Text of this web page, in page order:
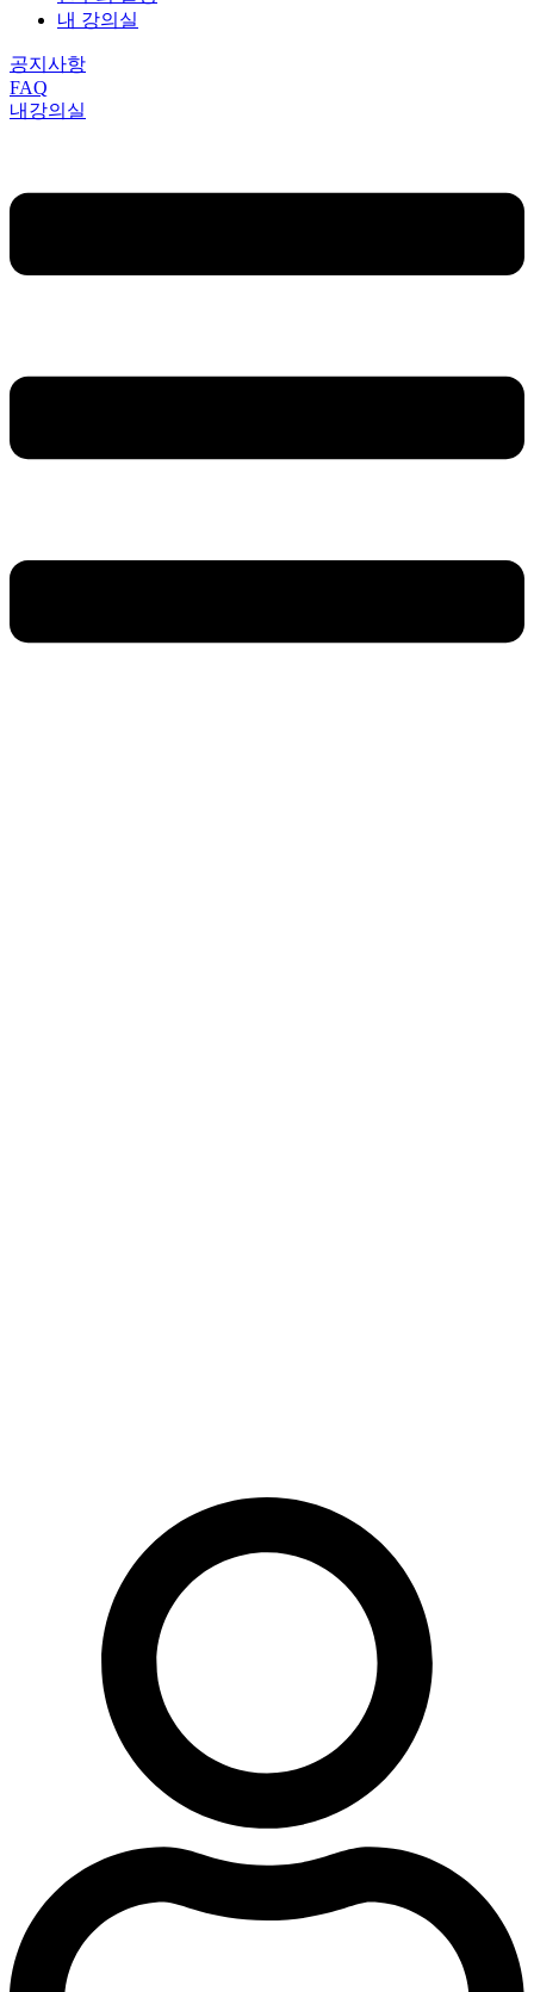
내 강의실
공지사항
FAQ
내강의실